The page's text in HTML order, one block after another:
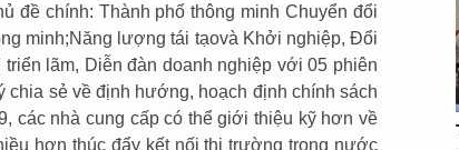
đề chính: Thành phố thông minh Chuyển đổi
minh;Năng lượng tái tạovà Khởi nghiệp, Đổi
lãm, Diễn đàn doanh nghiệp với 05 phiên
sẻ về định hướng, hoạch định chính sách
các nhà cung cấp có thể giới thiệu kỹ hơn về
hơn thúc đẩy kết nối thị trường trong nước